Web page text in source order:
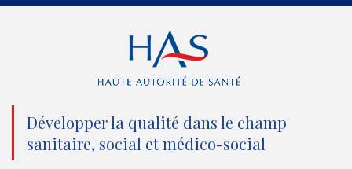
e
n
o
u
o
o
k
(
n
o
b
e
(
n
o
u
d
(
n
o
Développer la qualité dans le champ
sanitaire, social et médico-social